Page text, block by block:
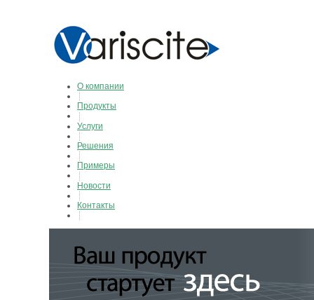
О компании
Продукты
Услуги
Решения
Примеры
Новости
Контакты